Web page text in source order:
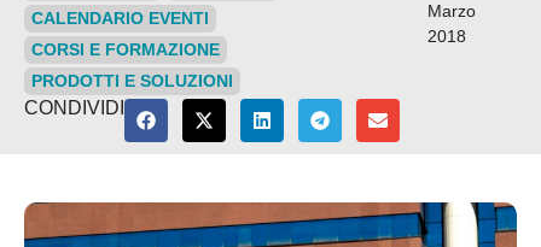
CALENDARIO EVENTI
CORSI E FORMAZIONE
PRODOTTI E SOLUZIONI
Marzo
2018
CONDIVIDI